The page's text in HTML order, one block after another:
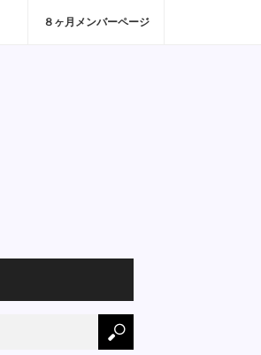
８ヶ月メンバーページ